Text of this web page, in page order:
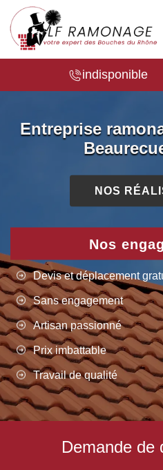
indisponible
Entreprise
NOS
Nos
Devis et déplacement
Sans engagement
Artisan passionné
Prix imbattable
Travail de qualité
Demande de